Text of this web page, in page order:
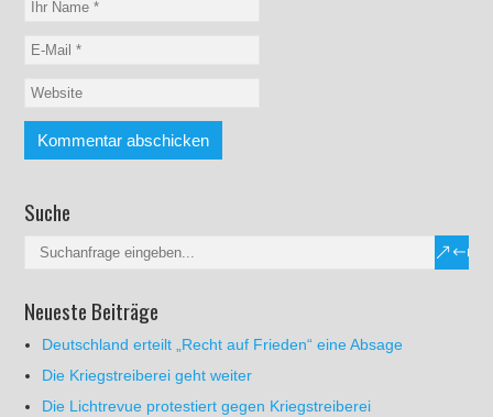
Suche
Neueste Beiträge
Deutschland erteilt „Recht auf Frieden“ eine Absage
Die Kriegstreiberei geht weiter
Die Lichtrevue protestiert gegen Kriegstreiberei